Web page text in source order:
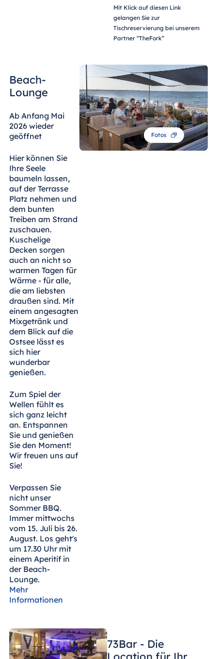
Mit Klick auf diesen Link
gelangen Sie zur
Tischreservierung bei unserem
Partner “TheFork”
Beach-
Lounge
Ab Anfang Mai
2026 wieder
geöffnet
Hier können Sie
Ihre Seele
baumeln lassen,
auf der Terrasse
Platz nehmen und
dem bunten
Treiben am Strand
zuschauen.
Kuschelige
Decken sorgen
auch an nicht so
warmen Tagen für
Wärme - für alle,
die am liebsten
draußen sind. Mit
einem angesagten
Mixgetränk und
dem Blick auf die
Ostsee lässt es
sich hier
wunderbar
genießen.
Zum Spiel der
Wellen fühlt es
sich ganz leicht
an. Entspannen
Sie und genießen
Sie den Moment!
Wir freuen uns auf
Sie!
Verpassen Sie
nicht unser
Sommer BBQ.
Immer mittwochs
vom 15. Juli bis 26.
August. Los geht's
um 17.30 Uhr mit
einem Aperitif in
der Beach-
Lounge.
Mehr
Informationen
Fotos
73Bar - Die